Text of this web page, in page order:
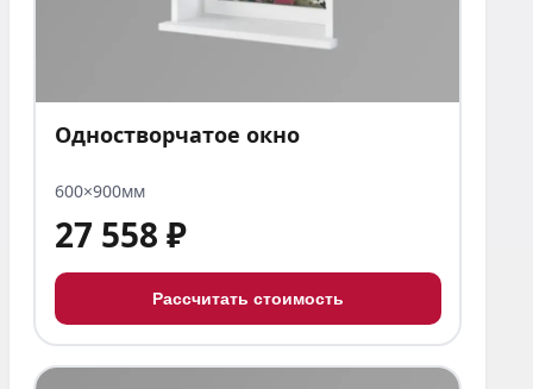
Одностворчатое окно
600×900мм
27 558 ₽
Рассчитать стоимость